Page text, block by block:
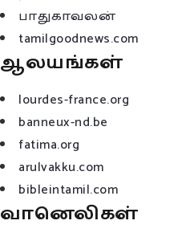
பாதுகாவலன்
tamilgoodnews.com
ஆலயங்கள்
lourdes-france.org
banneux-nd.be
fatima.org
arulvakku.com
bibleintamil.com
வானெலிகள்